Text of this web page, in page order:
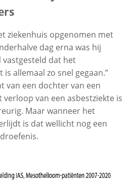
ziekenhuis opgenomen met
dag erna was hij
vastgesteld dat het
allemaal zo snel gegaan.”
van een dochter van een
van een asbestziekte is
Maar wanneer het
is dat wellicht nog een